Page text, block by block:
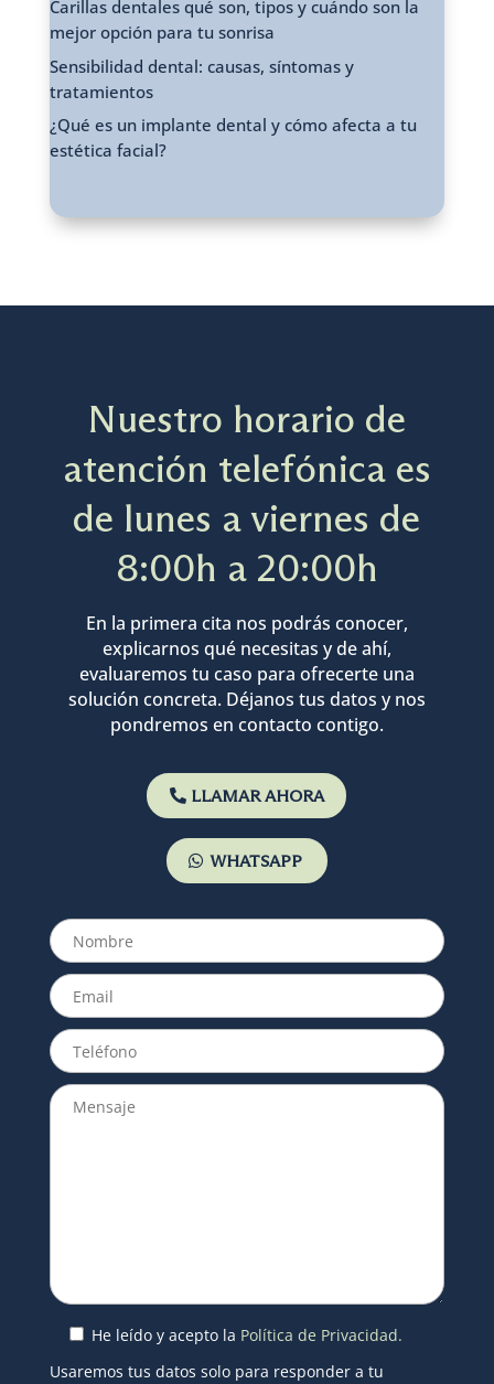
Carillas dentales qué son, tipos y cuándo son la
mejor opción para tu sonrisa
Sensibilidad dental: causas, síntomas y
tratamientos
¿Qué es un implante dental y cómo afecta a tu
estética facial?
Nuestro horario de
atención telefónica es
de lunes a viernes de
8:00h a 20:00h
En la primera cita nos podrás conocer,
explicarnos qué necesitas y de ahí,
evaluaremos tu caso para ofrecerte una
solución concreta. Déjanos tus datos y nos
pondremos en contacto contigo.
LLAMAR AHORA
WHATSAPP
He leído y acepto la Política de Privacidad.
Usaremos tus datos solo para responder a tu